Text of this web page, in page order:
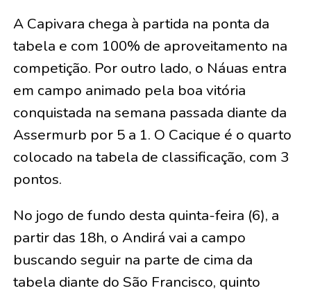
A Capivara chega à partida na ponta da
tabela e com 100% de aproveitamento na
competição. Por outro lado, o Náuas entra
em campo animado pela boa vitória
conquistada na semana passada diante da
Assermurb por 5 a 1. O Cacique é o quarto
colocado na tabela de classificação, com 3
pontos.
No jogo de fundo desta quinta-feira (6), a
partir das 18h, o Andirá vai a campo
buscando seguir na parte de cima da
tabela diante do São Francisco, quinto